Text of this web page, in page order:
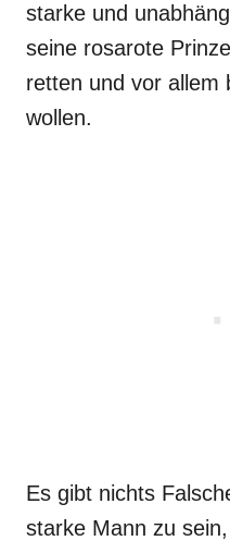
starke und
seine rosarote
retten und vor allem
wollen.
Es gibt nichts
starke Mann zu